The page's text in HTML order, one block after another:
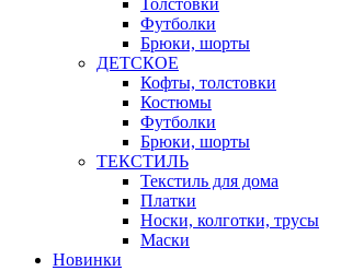
Толстовки
Футболки
Брюки, шорты
ДЕТСКОЕ
Кофты, толстовки
Костюмы
Футболки
Брюки, шорты
ТЕКСТИЛЬ
Текстиль для дома
Платки
Носки, колготки, трусы
Маски
Новинки